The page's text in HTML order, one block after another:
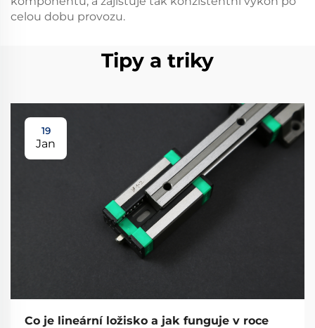
celou dobu provozu.
Tipy a triky
19
Jan
Co je lineární ložisko a jak funguje v roce